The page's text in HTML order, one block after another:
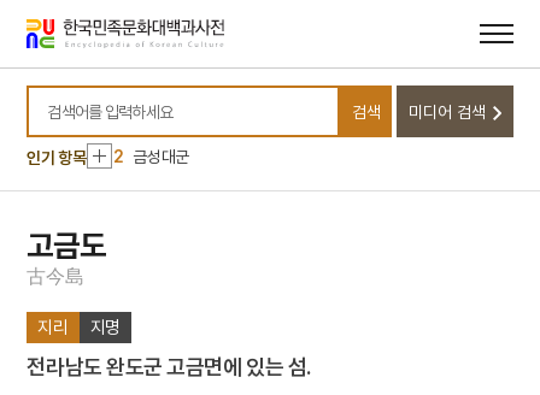
바로가기
바로가기
검색어를 입력하세요
검색 미디어 검색
인기 항목
10 신윤복
1 운요호사건
2 금성대군
3 일제강점기
7
8 벽류정
고금도
古今島
지리 지명
전라남도 완도군 고금면에 있는 섬.